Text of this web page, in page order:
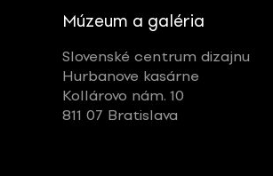
Múzeum a galéria
Slovenské centrum dizajnu
Hurbanove kasárne
Kollárovo nám. 10
811 07 Bratislava